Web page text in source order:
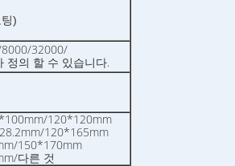
)
32000/
정의 할 수 있습니다.
120*120mm
120*165mm
150*170mm
다른 것